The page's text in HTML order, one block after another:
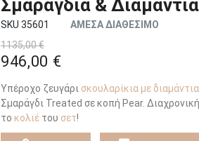
Σμαράγδια & Διαμάντια
SKU 35601
ΑΜΕΣΑ ΔΙΑΘΕΣΙΜΟ
1135,00 €
946,00 €
Υπέροχο ζευγάρι σκουλαρίκια με διαμάντια
Σμαράγδι Treated σε κοπή Pear.
το κολιέ του σετ!